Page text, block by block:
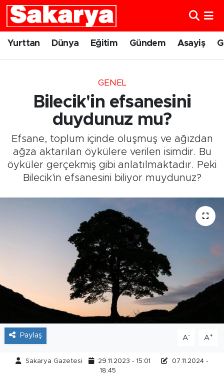
Yurttan Dünya Eğitim Gündem Asayiş
GENEL
Bilecik'in efsanesini
duydunuz mu?
Efsane, toplum içinde oluşmuş ve ağızdan
ağza aktarılan öykülere verilen isimdir. Bu
öyküler gerçekmiş gibi anlatılmaktadır. Peki
Bilecik'in efsanesini biliyor muydunuz?
Paylaş A- A+
Sakarya Gazetesi 29.11.2023 - 15:01
07.11.2024 -
18:45
Yurttan
Gündem
Eskişehirspor
Spor
Resmi İlanlar
Teknoloji
Eskişehir Nöbetçi Eczaneler
Eskişehir Trafik Yoğunluk Haritası
Süper Lig Puan Durumu ve Fikstür
Tüm Manşetler